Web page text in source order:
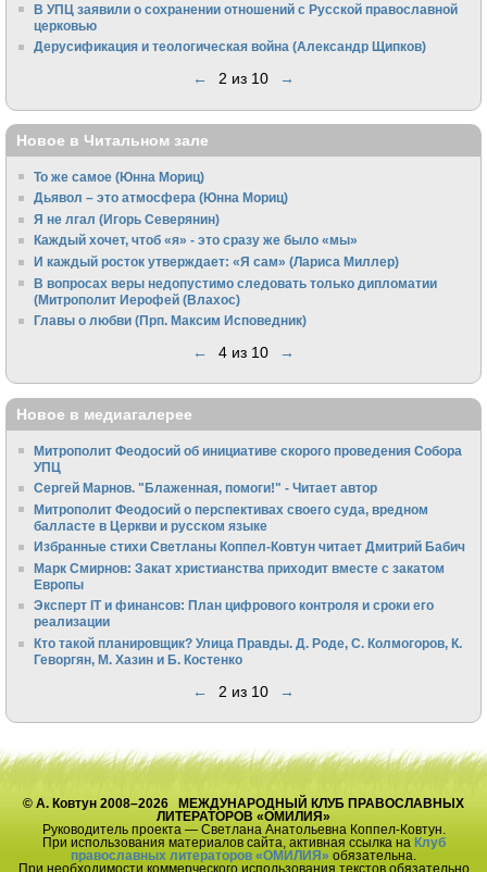
В УПЦ заявили о сохранении отношений с Русской православной
церковью
Дерусификация и теологическая война (Александр Щипков)
← 2 из 10 →
Новое в Читальном зале
То же самое (Юнна Мориц)
Дьявол – это атмосфера (Юнна Мориц)
Я не лгал (Игорь Северянин)
Каждый хочет, чтоб «я» - это сразу же было «мы»
И каждый росток утверждает: «Я сам» (Лариса Миллер)
В вопросах веры недопустимо следовать только дипломатии
(Митрополит Иерофей (Влахос)
Главы о любви (Прп. Максим Исповедник)
← 4 из 10 →
Новое в медиагалерее
Митрополит Феодосий об инициативе скорого проведения Собора
УПЦ
Сергей Марнов. "Блаженная, помоги!" - Читает автор
Митрополит Феодосий о перспективах своего суда, вредном
балласте в Церкви и русском языке
Избранные стихи Светланы Коппел-Ковтун читает Дмитрий Бабич
Марк Смирнов: Закат христианства приходит вместе с закатом
Европы
Эксперт IT и финансов: План цифрового контроля и сроки его
реализации
Кто такой планировщик? Улица Правды. Д. Роде, С. Колмогоров, К.
Геворгян, М. Хазин и Б. Костенко
← 2 из 10 →
© А. Ковтун 2008–2026 МЕЖДУНАРОДНЫЙ КЛУБ ПРАВОСЛАВНЫХ
ЛИТЕРАТОРОВ «ОМИЛИЯ»
Руководитель проекта — Светлана Анатольевна Коппел-Ковтун.
При использования материалов сайта, активная ссылка на Клуб
православных литераторов «ОМИЛИЯ» обязательна.
При необходимости коммерческого использования текстов обязательно